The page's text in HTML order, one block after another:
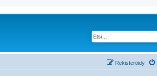
Rekisteröidy